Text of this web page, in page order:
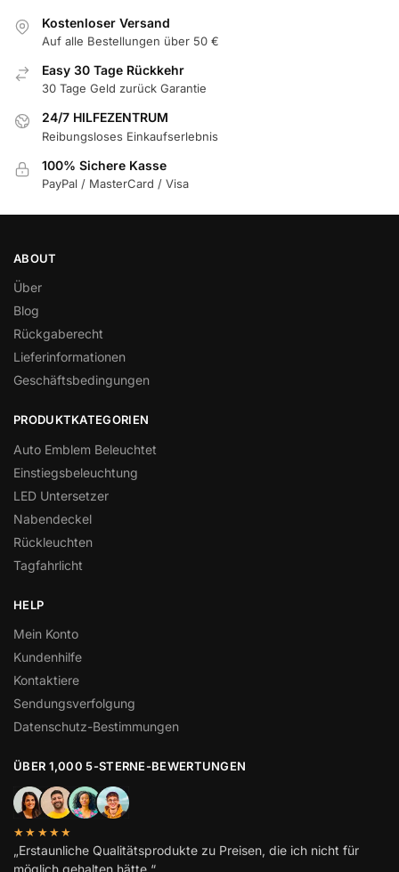
Kostenloser Versand
Auf alle Bestellungen über 50 €
Easy 30 Tage Rückkehr
30 Tage Geld zurück Garantie
24/7 HILFEZENTRUM
Reibungsloses Einkaufserlebnis
100% Sichere Kasse
PayPal / MasterCard / Visa
ABOUT
Über
Blog
Rückgaberecht
Lieferinformationen
Geschäftsbedingungen
PRODUKTKATEGORIEN
Auto Emblem Beleuchtet
Einstiegsbeleuchtung
LED Untersetzer
Nabendeckel
Rückleuchten
Tagfahrlicht
HELP
Mein Konto
Kundenhilfe
Kontaktiere
Sendungsverfolgung
Datenschutz-Bestimmungen
ÜBER 1,000 5-STERNE-BEWERTUNGEN
★★★★★
„Erstaunliche Qualitätsprodukte zu Preisen, die ich nicht für